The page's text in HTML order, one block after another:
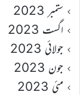
ستمبر 2023
اگست 2023
جولائی 2023
جون 2023
مئی 2023